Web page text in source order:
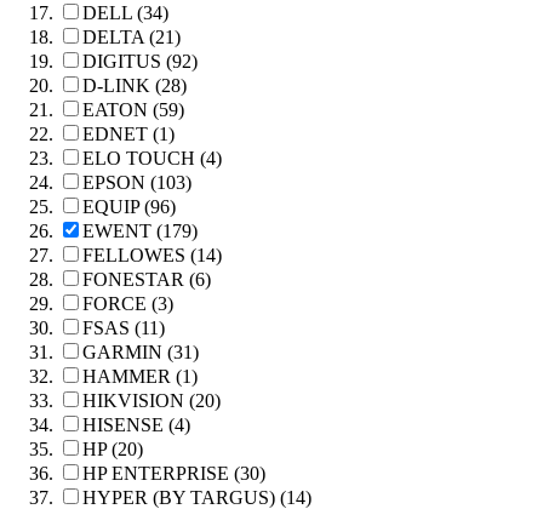
DELL (34)
DELTA (21)
DIGITUS (92)
D-LINK (28)
EATON (59)
EDNET (1)
ELO TOUCH (4)
EPSON (103)
EQUIP (96)
EWENT (179)
FELLOWES (14)
FONESTAR (6)
FORCE (3)
FSAS (11)
GARMIN (31)
HAMMER (1)
HIKVISION (20)
HISENSE (4)
HP (20)
HP ENTERPRISE (30)
HYPER (BY TARGUS) (14)